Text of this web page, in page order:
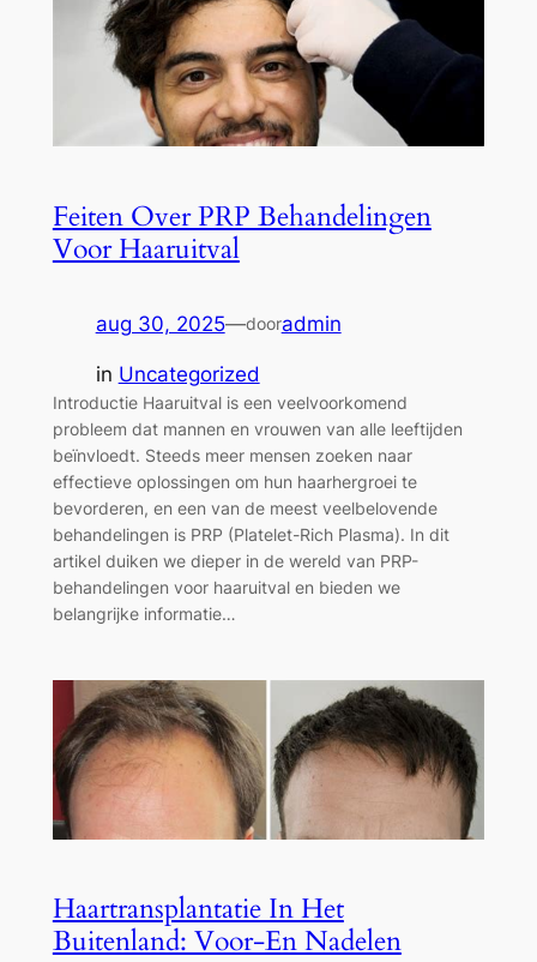
Feiten Over PRP Behandelingen
Voor Haaruitval
aug 30, 2025—dooradmin
in Uncategorized
Introductie Haaruitval is een veelvoorkomend
probleem dat mannen en vrouwen van alle leeftijden
beïnvloedt. Steeds meer mensen zoeken naar
effectieve oplossingen om hun haarhergroei te
bevorderen, en een van de meest veelbelovende
behandelingen is PRP (Platelet-Rich Plasma). In dit
artikel duiken we dieper in de wereld van PRP-
behandelingen voor haaruitval en bieden we
belangrijke informatie…
Haartransplantatie In Het
Buitenland: Voor-En Nadelen